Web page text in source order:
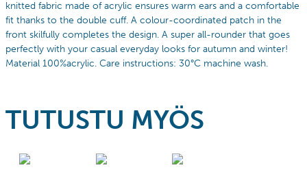
knitted fabric made of acrylic ensures warm ears and a comfortable
fit thanks to the double cuff. A colour-coordinated patch in the
front skilfully completes the design. A super all-rounder that goes
perfectly with your casual everyday looks for autumn and winter!
Material 100%acrylic. Care instructions: 30°C machine wash.
TUTUSTU MYÖS